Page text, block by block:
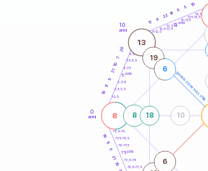
generazione maschile
0
anni
10
anni
1-2,5
2,5-3,5
3,5-4
6-7,5
7,5-8,5
8,5-9
11-12,5
12,5-13,5
13,5-14
16-17,5
17,5-18,5
18,5-19
72,5-73,5
73,5-74
76-77,5
77,5-78,5
78,5-79
19
11
5
21
10
7
20
17
4
2218 5
5
10
10
21
5
11
19
8
13
8 18 10
19
6
6
5 anni
15 anni
75anni